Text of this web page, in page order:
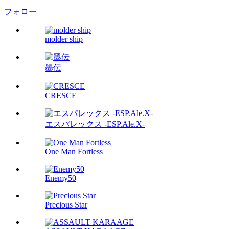
フォロー
molder ship
墨伝
CRESCE
エスパレックス -ESP.Ale.X-
One Man Fortless
Enemy50
Precious Star